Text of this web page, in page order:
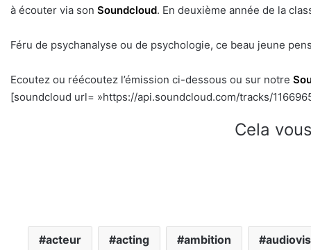
à écouter via son Soundcloud. En deuxième année de la
Féru de psychanalyse ou de psychologie, ce beau jeune
Ecoutez ou réécoutez l’émission ci-dessous ou sur notre
[soundcloud url= »https://api.soundcloud.com/tracks/
Cela
acteur acting ambition